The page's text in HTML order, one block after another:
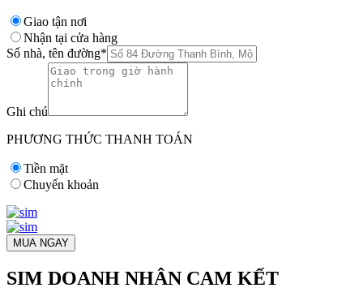
Giao tận nơi
Nhận tại cửa hàng
Số nhà, tên đường*
Ghi chú
PHƯƠNG THỨC THANH TOÁN
Tiền mặt
Chuyển khoản
MUA NGAY
SIM DOANH NHÂN CAM KẾT